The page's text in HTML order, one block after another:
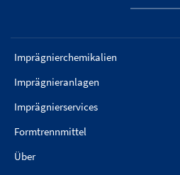
Imprägnierchemikalien
Imprägnieranlagen
Imprägnierservices
Formtrennmittel
Über